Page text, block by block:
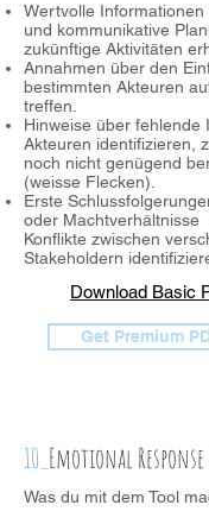
Wertvolle
und kommunikative
zukünftige Aktivitäten
Annahmen über den
bestimmten Akteuren
treffen.
Hinweise über fehlende
Akteuren identifizieren,
noch nicht genügend
(weisse Flecken).
Erste
oder Machtverhältnisse
Konflikte zwischen
Stakeholdern
Download Basic
Get Premium
10_ Emotional Response
Was du mit dem Tool